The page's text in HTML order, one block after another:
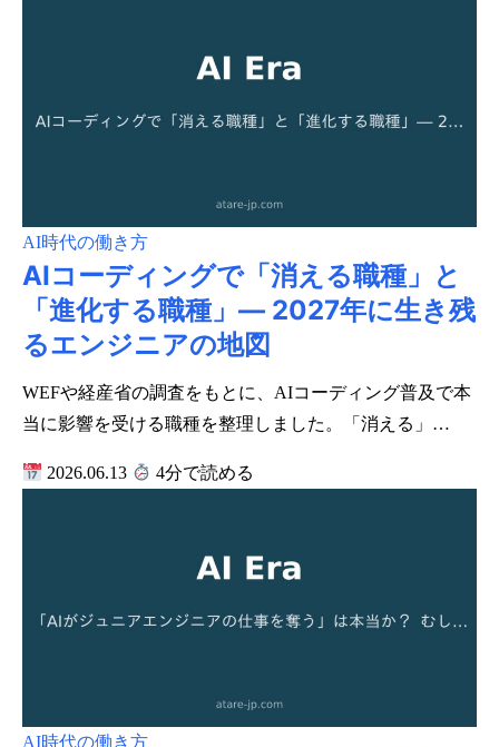
AI時代の働き方
AIコーディングで「消える職種」と
「進化する職種」― 2027年に生き残
るエンジニアの地図
WEFや経産省の調査をもとに、AIコーディング普及で本
当に影響を受ける職種を整理しました。「消える」…
2026.06.13 4分で読める
AI時代の働き方